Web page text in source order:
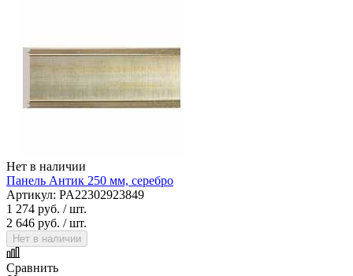
Нет в наличии
Панель Антик 250 мм, серебро
Артикул: PA22302923849
1 274 руб. / шт.
2 646 руб. / шт.
Нет в наличии
Сравнить